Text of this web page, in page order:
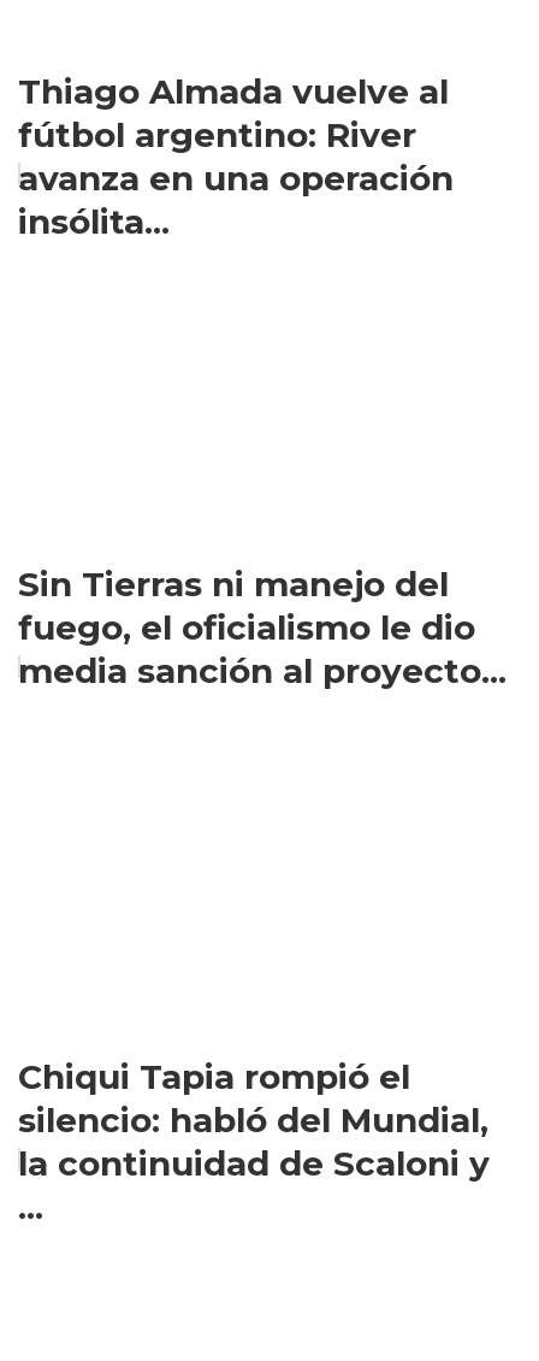
Thiago Almada vuelve al
fútbol argentino: River
avanza en una operación
insólita...
Sin Tierras ni manejo del
fuego, el oficialismo le dio
media sanción al proyecto...
Chiqui Tapia rompió el
silencio: habló del Mundial,
la continuidad de Scaloni y
...